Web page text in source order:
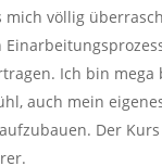
mich völlig
Ich bin mega
auch mein
Der